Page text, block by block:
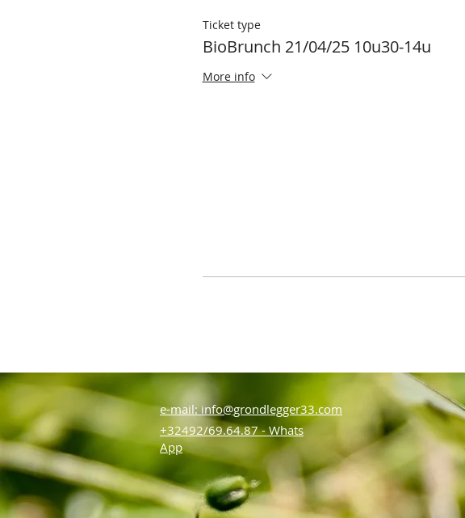
Ticket type
BioBrunch 21/04/25 10u30-14u
More info
e-mail: info@grondlegger33.com
+32492/69.64.87 - Whats
App